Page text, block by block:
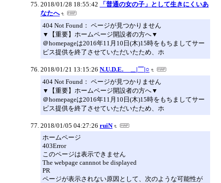
2018/01/28 18:55:42
「普通の女の子」として生きにくいあ
なたへ
404 Not Found： ページが見つかりません
▼【重要】ホームページ開設者の方へ▼
＠homepageは2016年11月10日(木)15時をもちましてサー
ビス提供を終了させていただいたため、ホ
2018/01/21 13:15:26 N.U.D.E. ＿|￣|○
404 Not Found： ページが見つかりません
▼【重要】ホームページ開設者の方へ▼
＠homepageは2016年11月10日(木)15時をもちましてサー
ビス提供を終了させていただいたため、ホ
2018/01/05 04:27:26 ruiN
ホームページ
403Error
このページは表示できません
The webpage cannnot be displayed
PR
ページが表示されない原因として、次のような可能性が